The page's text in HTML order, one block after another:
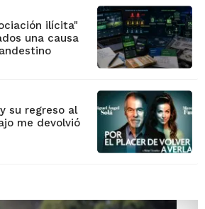
ilícita"
una causa
su regreso al
me devolvió